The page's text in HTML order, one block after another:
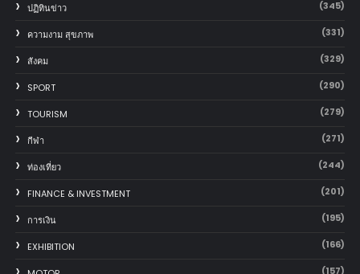
ปฏิทินข่าว (345)
ความงาม สุขภาพ (331)
สังคม (329)
SPORT (290)
TOURISM (279)
กีฬา (271)
ท่องเที่ยว (244)
FINANCE & INVESTMENT (201)
การเงิน (195)
EXHIBITION (166)
(157)